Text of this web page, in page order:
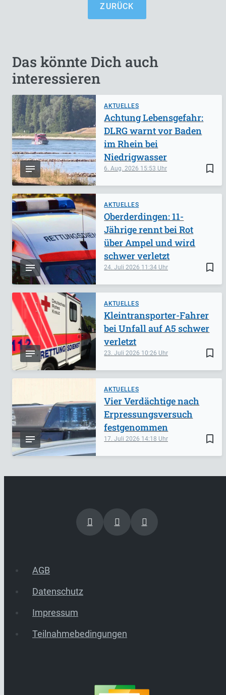
ZURÜCK
Das könnte Dich auch
interessieren
AKTUELLES
bookmark_border
6. Aug. 2026 15:53
Achtung Lebensgefahr:
DLRG warnt vor Baden
im Rhein bei
Niedrigwasser
AKTUELLES
bookmark_border
24. Juli 2026 11:34
Oberderdingen: 11-
Jährige rennt bei Rot
über Ampel und wird
schwer verletzt
AKTUELLES
bookmark_border
23. Juli 2026 10:26
Kleintransporter-Fahrer
bei Unfall auf A5 schwer
verletzt
AKTUELLES
bookmark_border
17. Juli 2026 14:18
Vier Verdächtige nach
Erpressungsversuch
festgenommen
AGB
Datenschutz
Impressum
Teilnahmebedingungen